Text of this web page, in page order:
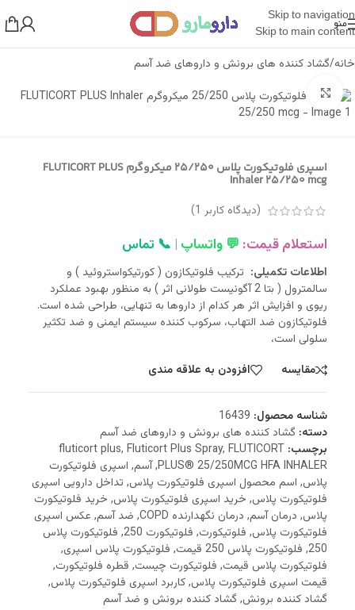
Skip to navigation
Skip to main content
منو
خانه/گشاد کننده های برونش و داروهای ضد آسم
بزرگنمایی تصویر
اسپری فلوتیکورت پلاس 25/250 میکروگرم FLUTICORT PLUS
Inhaler 25/250 mcg
(دیدگاه کاربر 1
)
استعلام قیمت: 💬 واتساپ | 📞 تماس
اطلاعات تکمیلی: ترکیب فلوتیکازون ( کورتیکواستروئید ) و
سالمترول ( بتا 2 آگونیست طولانی اثر ) به منظور بهبود عملکرد
ریوی و افزایش اثر هر کدام از داروها به تنهایی، طراحی شده است.
فلوتیکازون ضد التهاب، سرکوب کننده سیستم ایمنی و ضد تکثیر
سلولی است،
مقایسه
افزودن به علاقه مندی
شناسه محصول: 16439
دسته: گشاد کننده های برونش و داروهای ضد آسم
برچسب:
fluticort plus, Fluticort Plus Spray, FLUTICORT
PLUS® 25/250MCG HFA INHALER
,آسم, اسپری فلوتیکورت
پلاس, اسم محصول اسپری فلوتیکورت پلاس, تداخل دارویی اسپری
فلوتیکورت پلاس, خرید اسپری فلوتیکورت پلاس, خرید فلوتیکورت
پلاس, درمان آسم, درمان نگهدارنده COPD , ضد آسم, عکس اسپری
فلوتیکورت پلاس, فلوتیکورت, فلوتیکورت 250 , فلوتیکورت پلاس
250
, فلوتیکورت پلاس 250 قیمت , فلوتیکورت پلاس اسپری,
فلوتیکورت پلاس قیمت, فلوتیکورت چیست, قطره فلوتیکورت,
قیمت اسپری فلوتیکورت پلاس,کاربرد اسپری فلوتیکورت پلاس,
گشاد کننده برونش, گشاد کننده برونش و ضد آسم